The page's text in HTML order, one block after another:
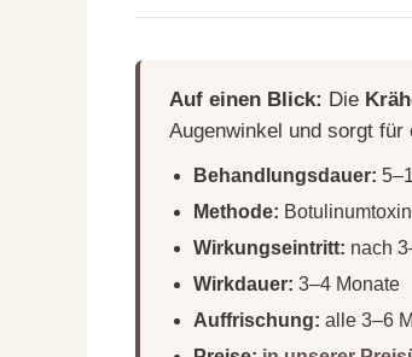
Auf einen Blick: Die
Augenwinkel und sorgt
Behandlungsdauer:
Methode:
Wirkungseintritt: nach
Wirkdauer: 3–4 Monate
Auffrischung: alle 3–6